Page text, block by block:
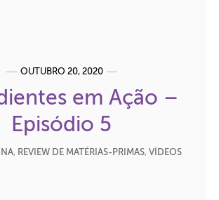
OUTUBRO 20, 2020
em Ação –
Episódio 5
, REVIEW DE MATÉRIAS-PRIMAS, VÍDEOS